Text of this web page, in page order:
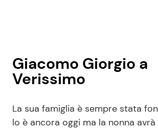
Giacomo Giorgio a
Verissimo
La sua famiglia è sempre stata
lo è ancora oggi ma la nonna